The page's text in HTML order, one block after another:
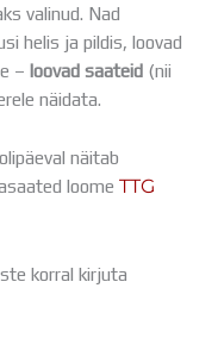
valinud. Nad
helis ja pildis, loovad
–loovad saateid (nii
näidata.
näitab
loomeTTG
korral kirjuta